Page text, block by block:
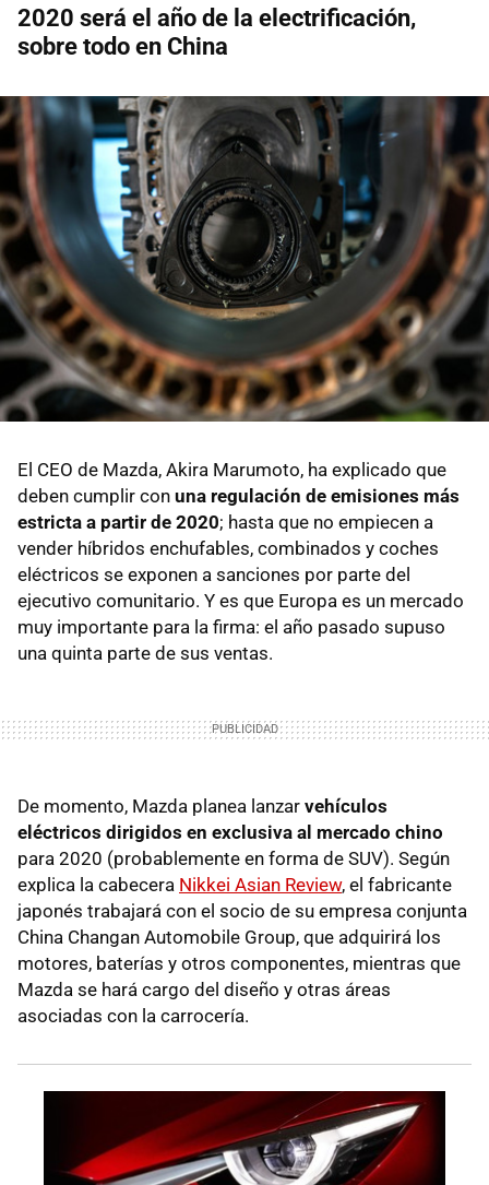
2020 será el año de la electrificación,
sobre todo en China
El CEO de Mazda, Akira Marumoto, ha explicado que
deben cumplir con una regulación de emisiones más
estricta a partir de 2020; hasta que no empiecen a
vender híbridos enchufables, combinados y coches
eléctricos se exponen a sanciones por parte del
ejecutivo comunitario. Y es que Europa es un mercado
muy importante para la firma: el año pasado supuso
una quinta parte de sus ventas.
De momento, Mazda planea lanzar vehículos
eléctricos dirigidos en exclusiva al mercado chino
para 2020 (probablemente en forma de SUV). Según
explica la cabecera Nikkei Asian Review, el fabricante
japonés trabajará con el socio de su empresa conjunta
China Changan Automobile Group, que adquirirá los
motores, baterías y otros componentes, mientras que
Mazda se hará cargo del diseño y otras áreas
asociadas con la carrocería.